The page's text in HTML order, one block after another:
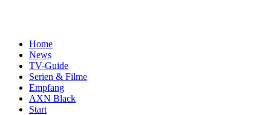
Home
News
TV-Guide
Serien & Filme
Empfang
AXN Black
Start